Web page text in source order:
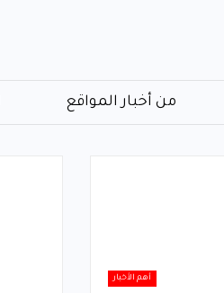
من أخبار المواقع
أهم الأخبار